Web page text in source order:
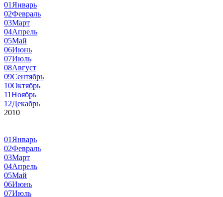
01 Январь
02Февраль
03Март
04Апрель
05Май
06Июнь
07Июль
08Август
09Сентябрь
10Октябрь
11Ноябрь
12Декабрь
2010
01 Январь
02Февраль
03Март
04Апрель
05Май
06Июнь
07Июль